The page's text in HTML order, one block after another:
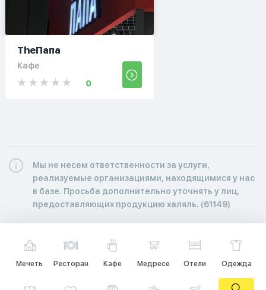
TheПапа
Кафе
0
Мы не несем ответственности за услуги,
реализуемые организациями, находящимися у нас
в базе. Просьба дополнительно уточнять у лиц,
предоставляющих продукцию халяль. (61149)
Мечеть Ресторан Кафе Медресе Отели Одежда